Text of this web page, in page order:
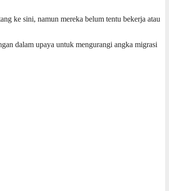
ke sini, namun mereka belum tentu bekerja atau
dalam upaya untuk mengurangi angka migrasi